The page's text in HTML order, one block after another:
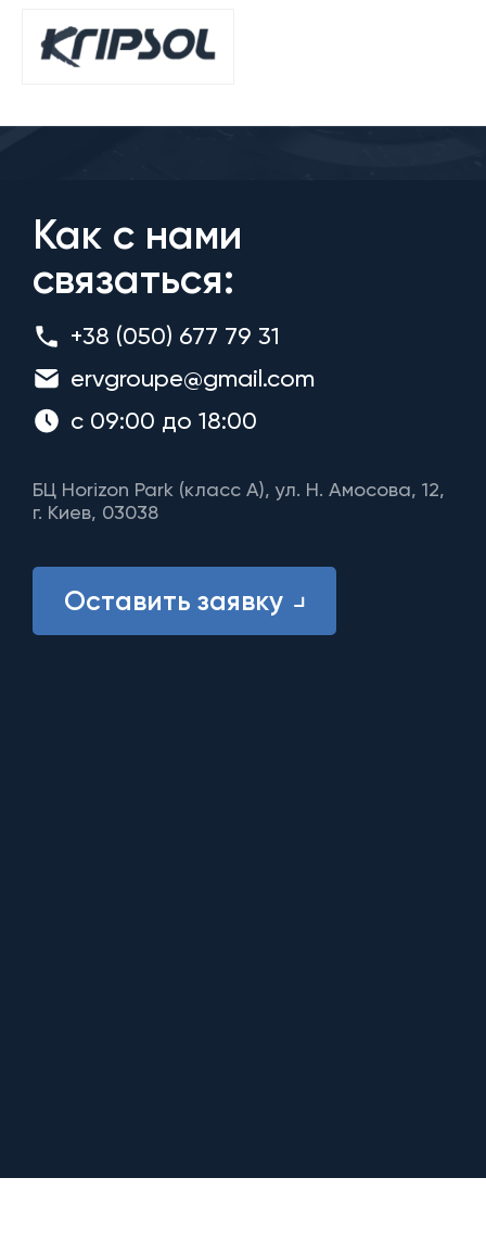
Как с нами
связаться:
+38 (050) 677 79 31
ervgroupe@gmail.com
с 09:00 до 18:00
БЦ Horizon Park (класс A), ул. Н. Амосова, 12,
г. Киев, 03038
Оставить заявку